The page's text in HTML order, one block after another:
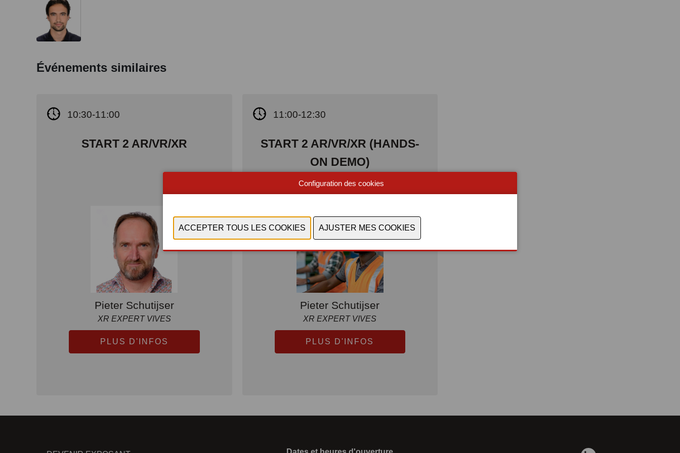
Événements similaires
10:30-11:00
START 2 AR/VR/XR
Pieter Schutijser
XR EXPERT VIVES
PLUS D'INFOS
11:00-12:30
START 2 AR/VR/XR (HANDS-
ON DEMO)
i.s.m. XRValley
Pieter Schutijser
XR EXPERT VIVES
PLUS D'INFOS
Configuration des cookies